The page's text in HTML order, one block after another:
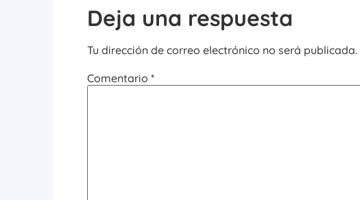
Deja una respuesta
Tu dirección de correo electrónico no será publicada.
Comentario*